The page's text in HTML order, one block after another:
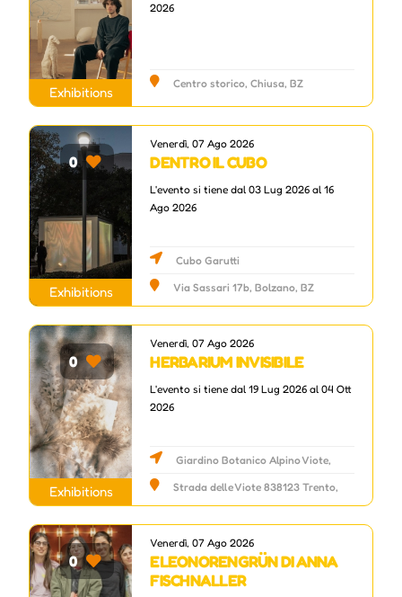
Exhibitions
2026
Centro storico, Chiusa, BZ
0
Exhibitions
Venerdì, 07 Ago 2026
DENTRO IL CUBO
L'evento si tiene dal 03 Lug 2026 al 16
Ago 2026
Cubo Garutti
Via Sassari 17b, Bolzano, BZ
0
Exhibitions
Venerdì, 07 Ago 2026
HERBARIUM INVISIBILE
L'evento si tiene dal 19 Lug 2026 al 04 Ott
2026
Giardino Botanico Alpino Viote,
Viote del monte Bondone
Strada delle Viote 838123 Trento,
Trento, TN
0
Venerdì, 07 Ago 2026
ELEONORENGRÜN DI ANNA
FISCHNALLER